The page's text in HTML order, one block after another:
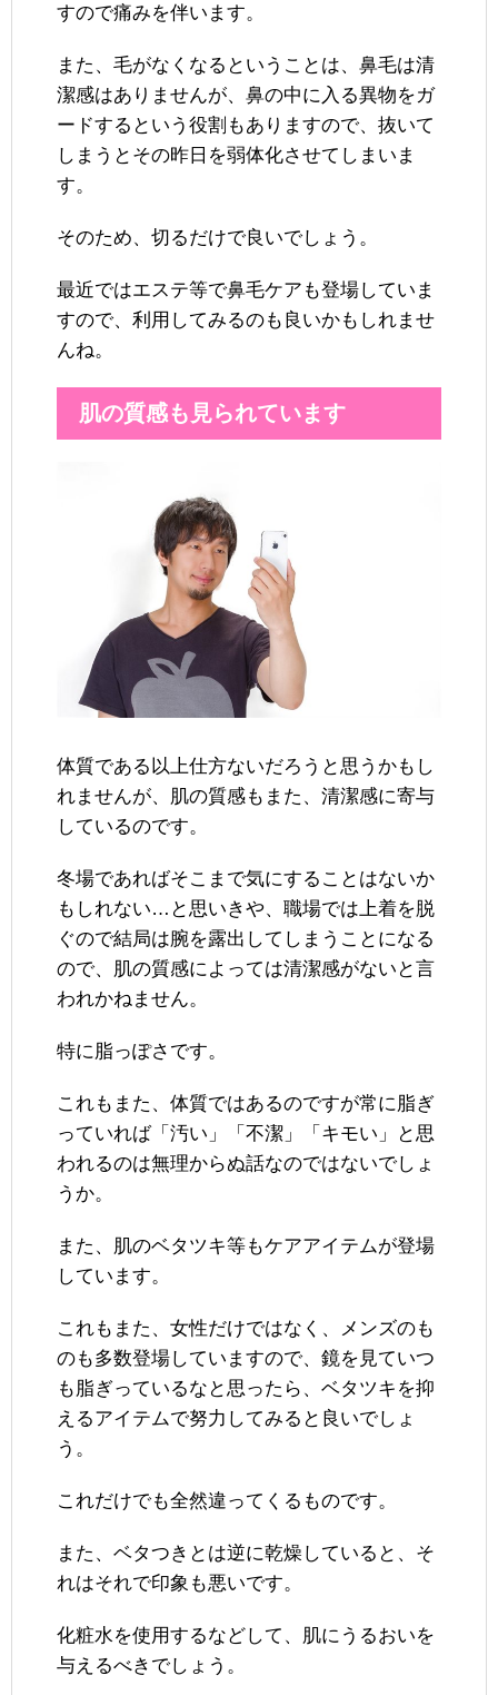
すので痛みを伴います。
また、毛がなくなるということは、鼻毛は清
潔感はありませんが、鼻の中に入る異物をガ
ードするという役割もありますので、抜いて
しまうとその昨日を弱体化させてしまいま
す。
そのため、切るだけで良いでしょう。
最近ではエステ等で鼻毛ケアも登場していま
すので、利用してみるのも良いかもしれませ
んね。
肌の質感も見られています
体質である以上仕方ないだろうと思うかもし
れませんが、肌の質感もまた、清潔感に寄与
しているのです。
冬場であればそこまで気にすることはないか
もしれない…と思いきや、職場では上着を脱
ぐので結局は腕を露出してしまうことになる
ので、肌の質感によっては清潔感がないと言
われかねません。
特に脂っぽさです。
これもまた、体質ではあるのですが常に脂ぎ
っていれば「汚い」「不潔」「キモい」と思
われるのは無理からぬ話なのではないでしょ
うか。
また、肌のベタツキ等もケアアイテムが登場
しています。
これもまた、女性だけではなく、メンズのも
のも多数登場していますので、鏡を見ていつ
も脂ぎっているなと思ったら、ベタツキを抑
えるアイテムで努力してみると良いでしょ
う。
これだけでも全然違ってくるものです。
また、ベタつきとは逆に乾燥していると、そ
れはそれで印象も悪いです。
化粧水を使用するなどして、肌にうるおいを
与えるべきでしょう。